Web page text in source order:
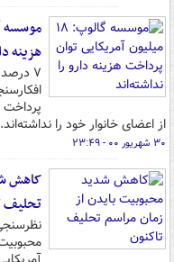
هزینه
۷
از اعضای خانوار خود را نداشته‌اند.
۳۰ شهریور ۰۰ - ۲۳:۴۹
کاهش
تحلیف